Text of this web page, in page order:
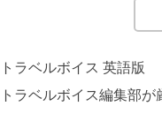
トラベルボイス 英語版
トラベルボイス編集部が